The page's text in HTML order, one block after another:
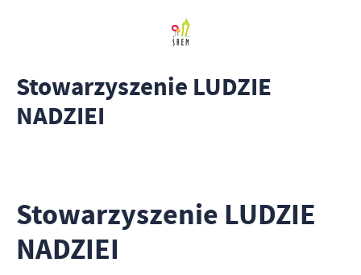
Stowarzyszenie LUDZIE
NADZIEI
Stowarzyszenie LUDZIE
NADZIEI